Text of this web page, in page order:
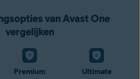
van Avast One
vergelijken
Premium
Ultimate